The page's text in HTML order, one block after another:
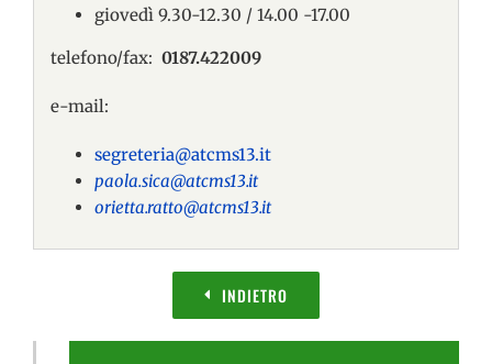
giovedì 9.30-12.30 / 14.00 -17.00
telefono/fax: 0187.422009
e-mail:
segreteria@atcms13.it
paola.sica@atcms13.it
orietta.ratto@atcms13.it
INDIETRO